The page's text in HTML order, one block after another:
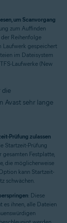
um Scanvorgang
zum Auffinden
Reihenfolge
Laufwerk gespeichert
im Dateisystem
Laufwerke (New
die
Avast sehr lange
Prüfung zulassen
Startzeit-Prüfung
Festplatte,
die möglicherweise
kann Startzeit-
schwächen.
: Diese
ihnen, alle Dateien